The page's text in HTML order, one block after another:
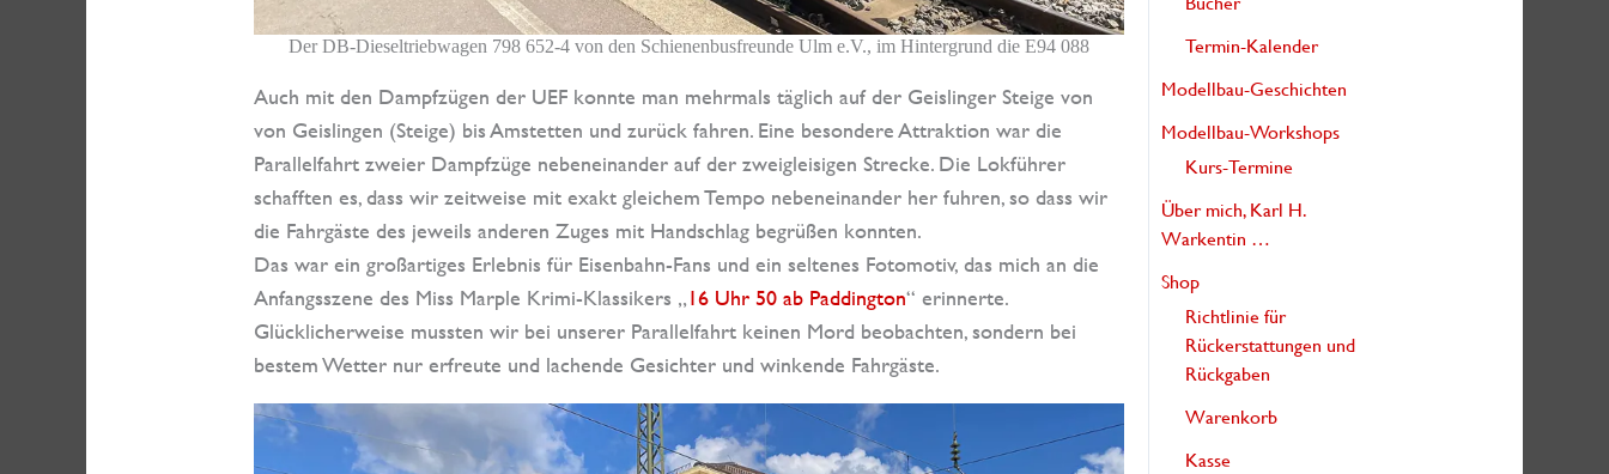
Der DB-Dieseltriebwagen 798 652-4 von den Schienenbusfreunde Ulm e.V., im Hintergrund die E94 088
Auch mit den Dampfzügen der UEF konnte man mehrmals täglich auf der Geislinger Steige von
von Geislingen (Steige) bis Amstetten und zurück fahren. Eine besondere Attraktion war die
Parallelfahrt zweier Dampfzüge nebeneinander auf der zweigleisigen Strecke. Die Lokführer
schafften es, dass wir zeitweise mit exakt gleichem Tempo nebeneinander her fuhren, so dass wir
die Fahrgäste des jeweils anderen Zuges mit Handschlag begrüßen konnten.
Das war ein großartiges Erlebnis für Eisenbahn-Fans und ein seltenes Fotomotiv, das mich an die
Anfangsszene des Miss Marple Krimi-Klassikers „16 Uhr 50 ab Paddington“ erinnerte.
Glücklicherweise mussten wir bei unserer Parallelfahrt keinen Mord beobachten, sondern bei
bestem Wetter nur erfreute und lachende Gesichter und winkende Fahrgäste.
Termin-Kalender
Modellbau-Geschichten
Modellbau-Workshops
Kurs-Termine
Über mich, Karl H.
Warkentin …
Shop
Richtlinie für
Rückerstattungen und
Rückgaben
Warenkorb
Kasse